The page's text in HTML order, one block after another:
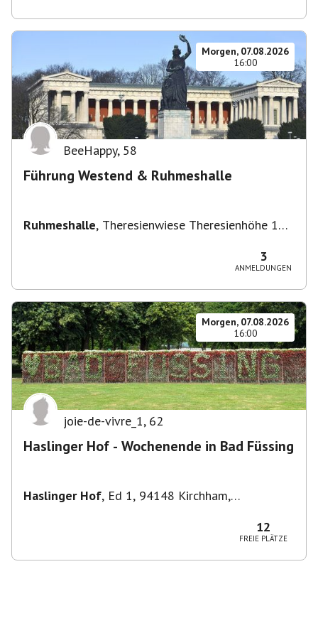
Morgen, 07.08.2026
16:00
BeeHappy, 58
Führung Westend & Ruhmeshalle
Ruhmeshalle, Theresienwiese Theresienhöhe 16,
3
ANMELDUNGEN
Morgen, 07.08.2026
16:00
joie-de-vivre_1, 62
Haslinger Hof - Wochenende in Bad Füssing
Haslinger Hof, Ed 1, 94148 Kirchham,
12
FREIE PLÄTZE